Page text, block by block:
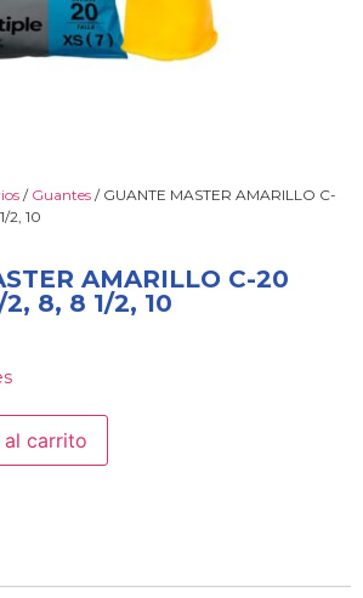
/ Guantes / GUANTE MASTER AMARILLO C-
2, 10
AMARILLO C-20
8, 8 1/2, 10
al carrito